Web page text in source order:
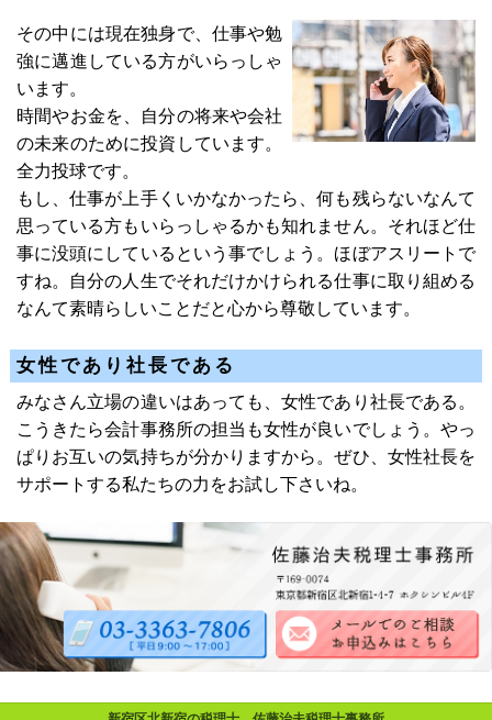
その中には現在独身で、仕事や勉
強に邁進している方がいらっしゃ
います。
時間やお金を、自分の将来や会社
の未来のために投資しています。
全力投球です。
もし、仕事が上手くいかなかったら、何も残らないなんて
思っている方もいらっしゃるかも知れません。それほど仕
事に没頭にしているという事でしょう。ほぼアスリートで
すね。自分の人生でそれだけかけられる仕事に取り組める
なんて素晴らしいことだと心から尊敬しています。
女性であり社長である
みなさん立場の違いはあっても、女性であり社長である。
こうきたら会計事務所の担当も女性が良いでしょう。やっ
ぱりお互いの気持ちが分かりますから。ぜひ、女性社長を
サポートする私たちの力をお試し下さいね。